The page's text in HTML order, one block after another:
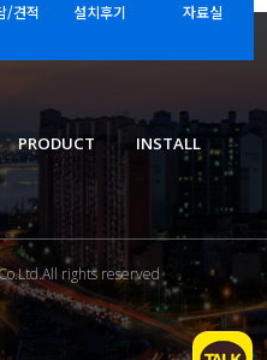
/견적 설치후기 자료실
PRODUCT INSTALL
rights reserved